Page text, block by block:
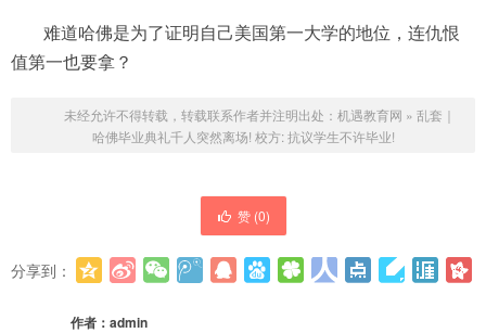
难道哈佛是为了证明自己美国第一大学的地位，连仇恨
值第一也要拿？
未经允许不得转载，转载联系作者并注明出处： 机遇教育网 » 乱套｜
哈佛毕业典礼千人突然离场! 校方: 抗议学生不许毕业!
赞 (0)
分享到：
作者： admin